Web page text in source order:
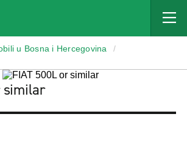
u Bosna i Hercegovina
/
similar